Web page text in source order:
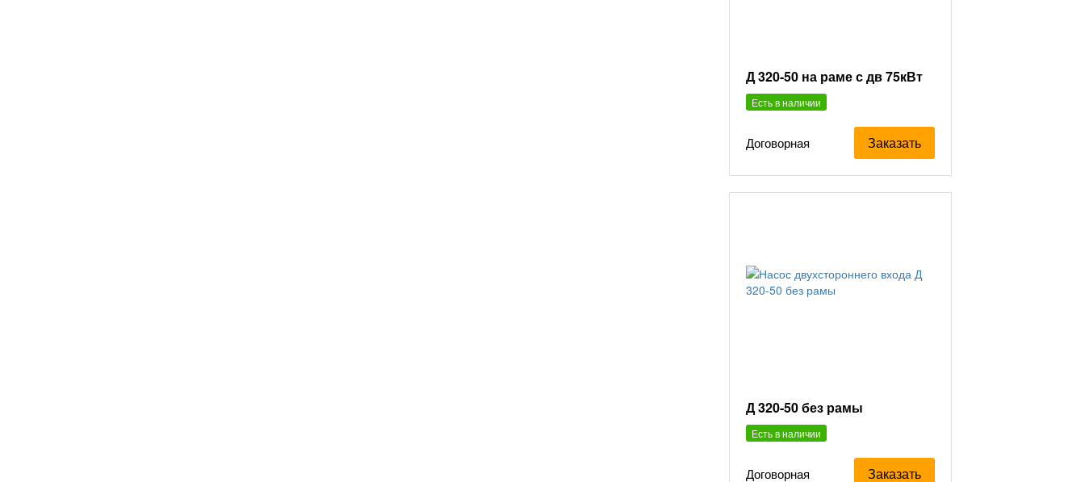
Д 320-50 на раме с дв 75кВт
Есть в наличии
Договорная Заказать
Д 320-50 без рамы
Есть в наличии
Договорная Заказать